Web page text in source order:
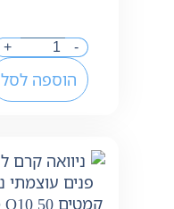
-
+
הוספה לסל